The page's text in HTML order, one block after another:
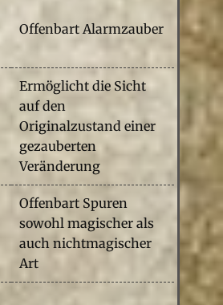
Offenbart Alarmzauber
Ermöglicht die Sicht
auf den
Originalzustand einer
gezauberten
Veränderung
Offenbart Spuren
sowohl magischer als
auch nichtmagischer
Art